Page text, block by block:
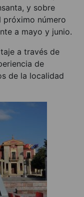
y sobre
próximo número
a mayo y junio.
a través de
de
de la localidad